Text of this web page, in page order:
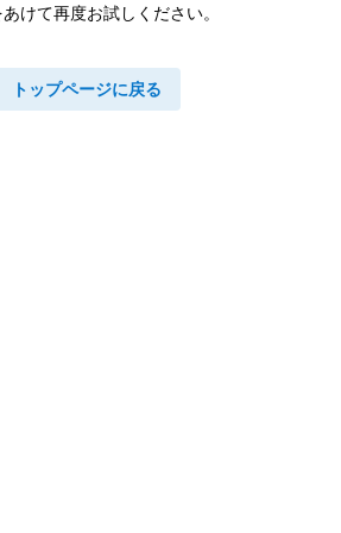
けて再度お試しください。
トップページに戻る